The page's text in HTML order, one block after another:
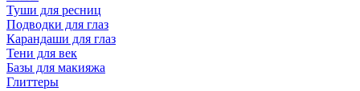
Туши для ресниц
Подводки для глаз
Карандаши для глаз
Тени для век
Базы для макияжа
Глиттеры